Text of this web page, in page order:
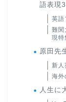
語表現
英語
難関
現特
原田先
新人
海外
人生に